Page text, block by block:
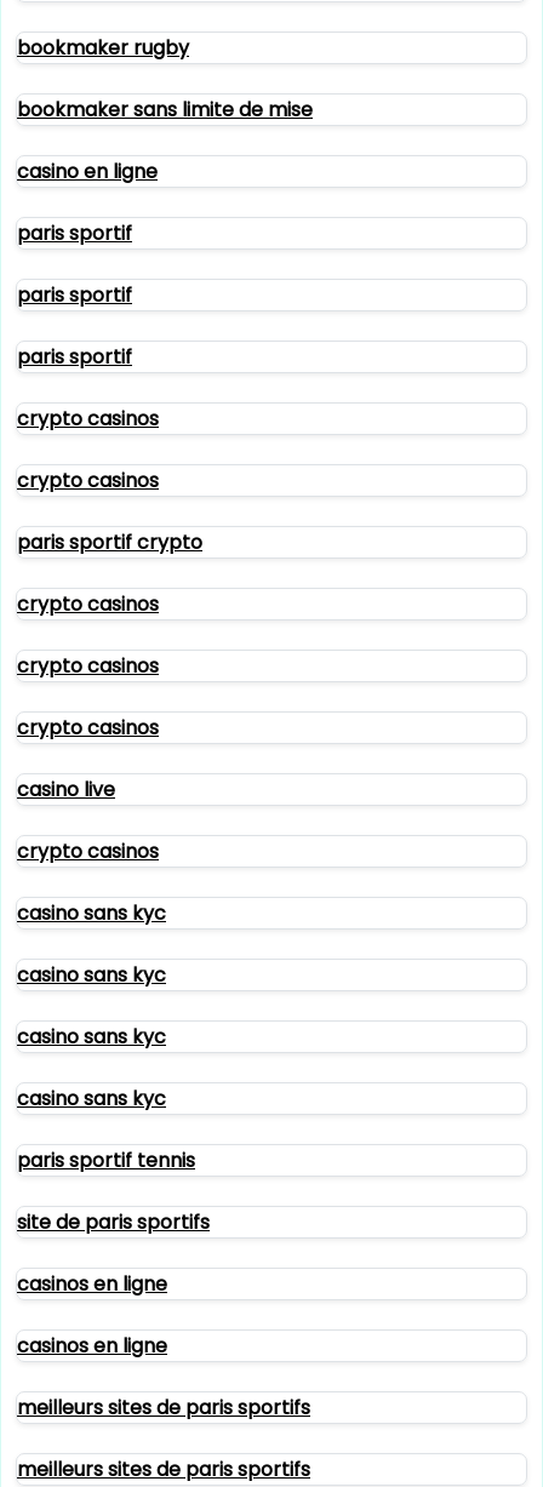
bookmaker rugby
bookmaker sans limite de mise
casino en ligne
paris sportif
paris sportif
paris sportif
crypto casinos
crypto casinos
paris sportif crypto
crypto casinos
crypto casinos
crypto casinos
casino live
crypto casinos
casino sans kyc
casino sans kyc
casino sans kyc
casino sans kyc
paris sportif tennis
site de paris sportifs
casinos en ligne
casinos en ligne
meilleurs sites de paris sportifs
meilleurs sites de paris sportifs